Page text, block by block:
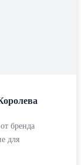
бренда
для